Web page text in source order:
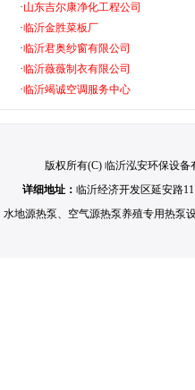
·山东吉尔康净化工程公司
·临沂金胜菜板厂
·临沂君奥纱窗有限公司
·临沂薇薇制衣有限公司
·临沂竭诚空调服务中心
版权所有(C) 临沂泓安环保设备
详细地址： 临沂经济开发区延安路
水地源热泵、 空气源热泵养殖专用热泵